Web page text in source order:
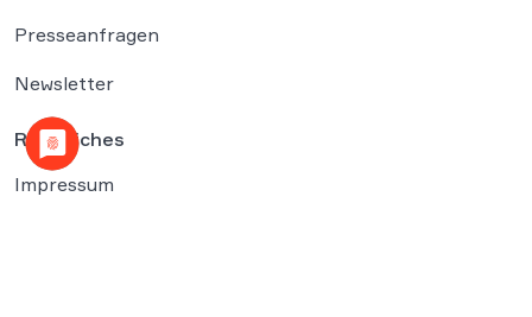
Presseanfragen
Newsletter
Rechtliches
Impressum